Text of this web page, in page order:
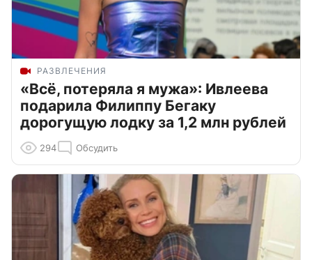
РАЗВЛЕЧЕНИЯ
«Всё, потеряла я мужа»: Ивлеева
подарила Филиппу Бегаку
дорогущую лодку за 1,2 млн рублей
294 Обсудить